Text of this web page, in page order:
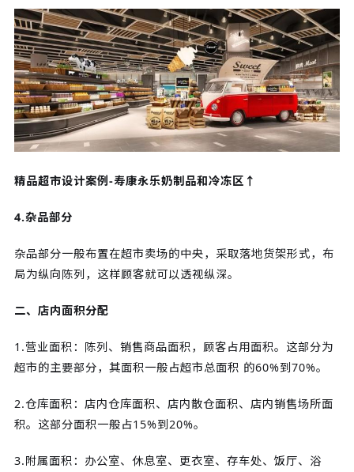
精品超市设计案例-寿康永乐奶制品和冷冻区↑
4.杂品部分
杂品部分一般布置在超市卖场的中央，采取落地货架形式，布
局为纵向陈列，这样顾客就可以透视纵深。
二、店内面积分配
1.营业面积：陈列、销售商品面积，顾客占用面积。这部分为
超市的主要部分，其面积一般占超市总面积 的60%到70%。
2.仓库面积：店内仓库面积、店内散仓面积、店内销售场所面
积。这部分面积一般占15%到20%。
3.附属面积：办公室、休息室、更衣室、存车处、饭厅、浴